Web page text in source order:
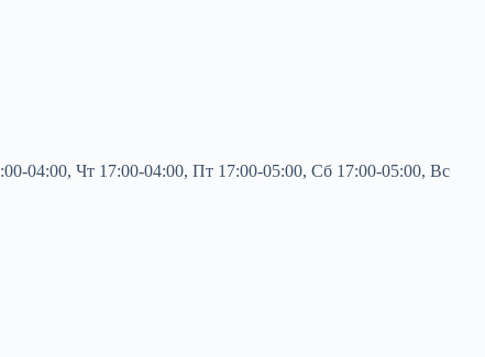
04:00, Чт 17:00-04:00, Пт 17:00-05:00, Сб 17:00-05:00, Вс